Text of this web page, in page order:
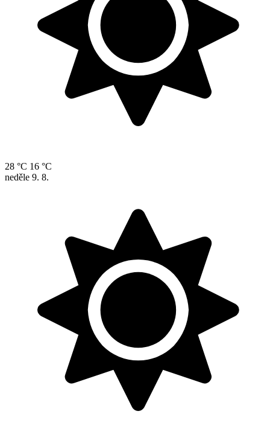
28 °C 16 °C
neděle 9. 8.